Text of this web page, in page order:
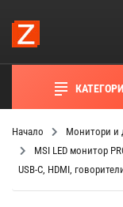
Начало Монитори и
MSI LED монитор
USB-C, HDMI,